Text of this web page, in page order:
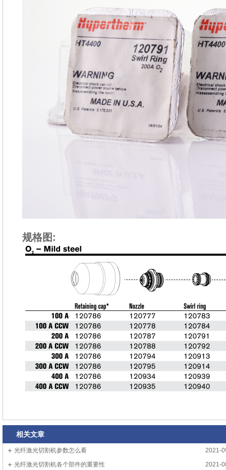
规格图:
相关文章
2021-
光纤激光切割机参数怎么看
2021-
光纤激光切割机各个部件的重要性